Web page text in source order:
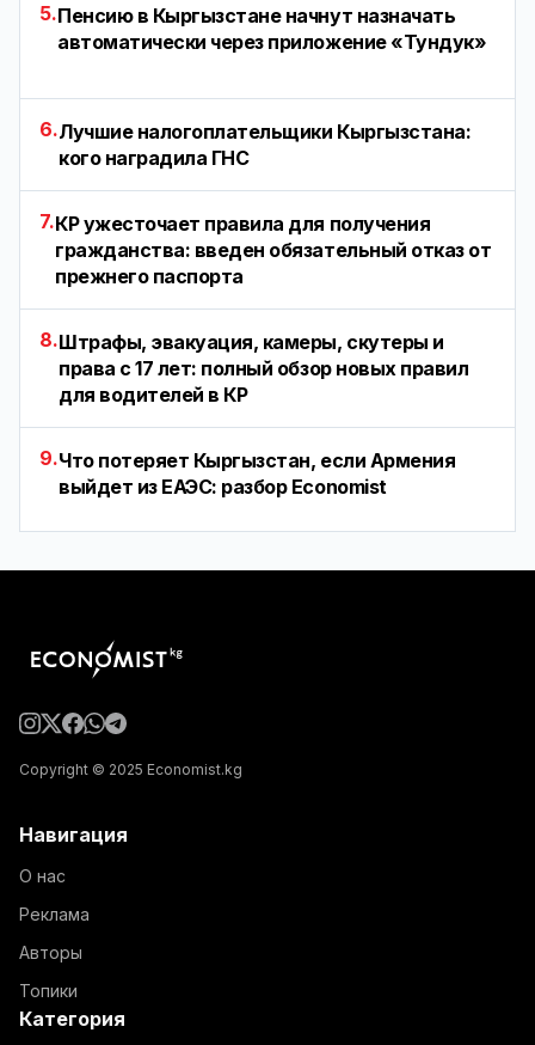
5.Пенсию в Кыргызстане начнут назначать
автоматически через приложение «Тундук»
6.Лучшие налогоплательщики Кыргызстана:
кого наградила ГНС
7.КР ужесточает правила для получения
гражданства: введен обязательный отказ от
прежнего паспорта
8.Штрафы, эвакуация, камеры, скутеры и
права с 17 лет: полный обзор новых правил
для водителей в КР
9.Что потеряет Кыргызстан, если Армения
выйдет из ЕАЭС: разбор Economist
Copyright © 2025 Economist.kg
Навигация
О нас
Реклама
Авторы
Топики
Категория